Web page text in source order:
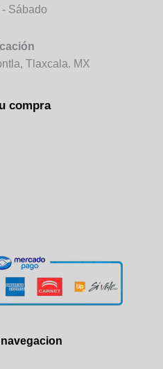
- Sábado
Tlaxcala. MX
compra
navegacion